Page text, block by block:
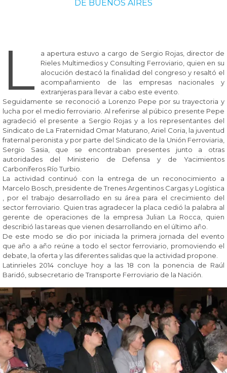
DE BUENOS AIRES
L
a apertura estuvo a cargo de Sergio Rojas, director de
Rieles Multimedios y Consulting Ferroviario, quien en su
alocución destacó la finalidad del congreso y resaltó el
acompañamiento de las empresas nacionales y
extranjeras para llevar a cabo este evento.
Seguidamente se reconoció a Lorenzo Pepe por su trayectoria y
lucha por el medio ferroviario. Al referirse al púbico presente Pepe
agradeció el presente a Sergio Rojas y a los representantes del
Sindicato de La Fraternidad Omar Maturano, Ariel Coria, la juventud
fraternal peronista y por parte del Sindicato de la Unión Ferroviaria,
Sergio Sasia, que se encontraban presentes junto a otras
autoridades del Ministerio de Defensa y de Yacimientos
Carboníferos Río Turbio.
La actividad continuó con la entrega de un reconocimiento a
Marcelo Bosch, presidente de Trenes Argentinos Cargas y Logística
, por el trabajo desarrollado en su área para el crecimiento del
sector ferroviario. Quien tras agradecer la placa cedió la palabra al
gerente de operaciones de la empresa Julian La Rocca, quien
describió las tareas que vienen desarrollando en el último año.
De este modo se dio por iniciada la primera jornada del evento
que año a año reúne a todo el sector ferroviario, promoviendo el
debate, la oferta y las diferentes salidas que la actividad propone.
Latinrieles 2014 concluye hoy a las 18 con la ponencia de Raúl
Baridó, subsecretario de Transporte Ferroviario de la Nación.